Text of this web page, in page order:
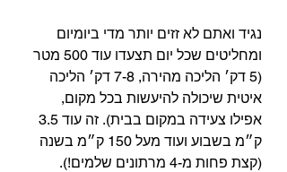
נגיד ואתם לא זזים יותר מדי ביומיום
ומחליטים שכל יום תצעדו עוד 500 מטר
(5 דק׳ הליכה מהירה, 7-8 דק׳ הליכה
איטית שיכולה להיעשות בכל מקום,
ק״מ בשבוע ועוד מעל 150 ק״מ בשנה
(קצת פחות מ-4 מרתונים שלמים!).⁣⁣